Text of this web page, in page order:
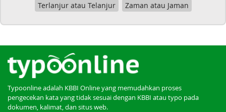
Terlanjur atau Telanjur
Zaman atau Jaman
Typoonline adalah KBBI Online yang memudahkan proses
pengecekan kata yang tidak sesuai dengan KBBI atau typo pada
dokumen, kalimat, dan situs web.